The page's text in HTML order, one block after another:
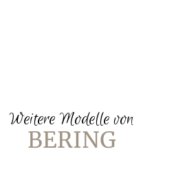
Weitere Modelle von
BERING